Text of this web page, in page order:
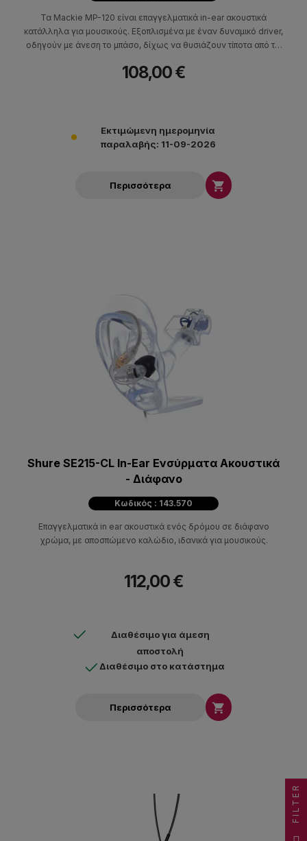
Τα Mackie MP-120 είναι επαγγελματικά in-ear ακουστικά
κατάλληλα για μουσικούς. Εξοπλισμένα με έναν δυναμικό driver,
οδηγούν με άνεση το μπάσο, δίχως να θυσιάζουν τίποτα από τις
108,00 €
Εκτιμώμενη ημερομηνία
παραλαβής: 11-09-2026
Περισσότερα 
Shure SE215-CL In-Ear Ενσύρματα Ακουστικά
- Διάφανο
Κωδικός : 143.570
Επαγγελματικά in ear ακουστικά ενός δρόμου σε διάφανο
χρώμα, με αποσπώμενο καλώδιο, ιδανικά για μουσικούς.
112,00 €
Διαθέσιμο για άμεση
αποστολή
Διαθέσιμο στο κατάστημα
Περισσότερα 
FILTER